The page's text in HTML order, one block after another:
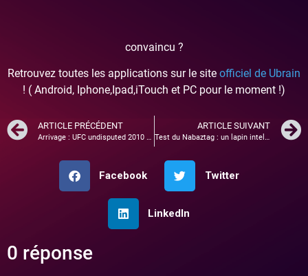
convaincu ?
Retrouvez toutes les applications sur le site officiel de Ubrain
! ( Android, Iphone,Ipad,iTouch et PC pour le moment !)
ARTICLE PRÉCÉDENT
Arrivage : UFC undisputed 2010 sur PSP !
ARTICLE SUIVANT
Test du Nabaztag : un lapin intelligent !
Facebook Twitter
LinkedIn
0 réponse